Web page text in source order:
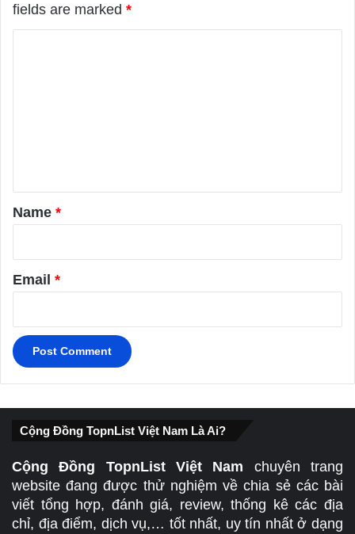
fields are marked *
*
Name *
Email *
Cộng Đồng TopnList Việt Nam Là Ai?
Cộng Đồng TopnList Việt Nam chuyên trang
website đang được thử nghiệm về chia sẻ các bài
viết tổng hợp, đánh giá, review, thống kê các địa
chỉ, địa điểm, dịch vụ,… tốt nhất, uy tín nhất ở dạng